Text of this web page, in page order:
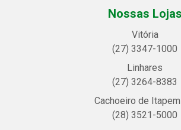
Nossas Lojas
Vitória
(27) 3347-1000
Linhares
(27) 3264-8383
Cachoeiro de
(28) 3521-5000